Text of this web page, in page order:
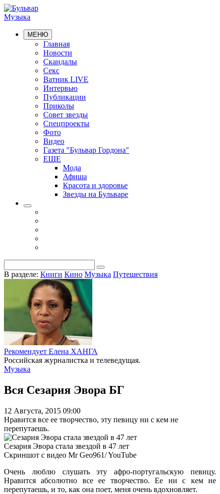
Музыка
МЕНЮ
Главная
Новости
Скандалы
Секс
Ватник LIVE
Интервью
Публикации
Приколы
Совет звезды
Спецпроекты
Фото
Видео
Газета "Бульвар Гордона"
ЕЩЕ
Мода
Афиша
Красота и здоровье
Звезды на Бульваре
В разделе: Книги Кино Музыка Путешествия
Рекомендует Елена ХАНГА
Российская журналистка и телеведущая.
Музыка
Вся Сезария Эвора БГ
12 Августа, 2015 09:00
Нравится все ее творчество, эту певицу ни с кем не
перепутаешь.
Сезария Эвора стала звездой в 47 лет
Скриншот с видео Mr Geo961/ YouTube
Очень люблю слушать эту афро-португальскую певицу.
Нравится абсолютно все ее творчество. Ее ни с кем не
перепутаешь, и то, как она поет, меня очень вдохновляет.